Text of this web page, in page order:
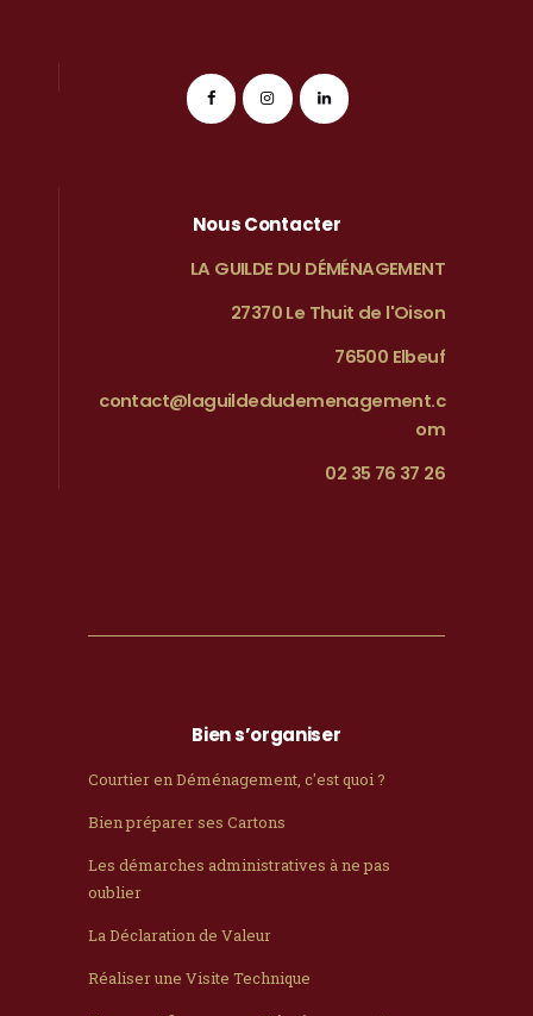
Nous Contacter
LA GUILDE DU DÉMÉNAGEMENT
27370 Le Thuit de l'Oison
76500 Elbeuf
contact@laguildedudemenagement.c
om
02 35 76 37 26
Bien s’organiser
Courtier en Déménagement, c'est quoi ?
Bien préparer ses Cartons
Les démarches administratives à ne pas
oublier
La Déclaration de Valeur
Réaliser une Visite Technique